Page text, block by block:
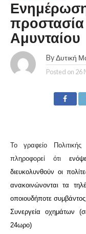
Αμυνταίου
By Δυτική
Posted on 26
Το γραφείο
πληροφορεί ότι
διευκολυνθούν οι
ανακοινώνονται τα
οποιουδήποτε
Συνεργεία οχημάτων
24ωρο)